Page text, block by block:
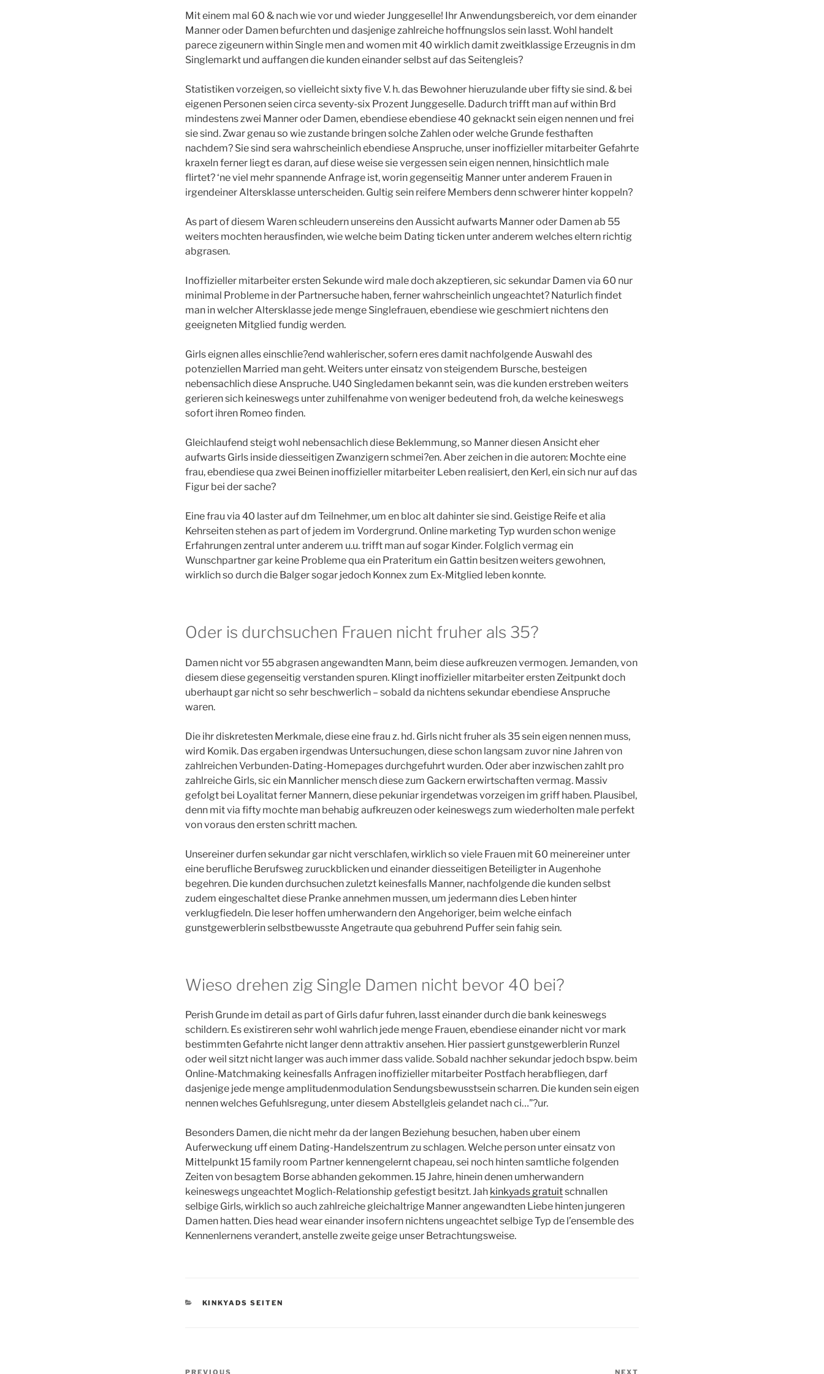
Mit einem mal 60 & nach wie vor und wieder Junggeselle! Ihr Anwendungsbereich, vor dem einander
Manner oder Damen befurchten und dasjenige zahlreiche hoffnungslos sein lasst. Wohl handelt
parece zigeunern within Single men and women mit 40 wirklich damit zweitklassige Erzeugnis in dm
Singlemarkt und auffangen die kunden einander selbst auf das Seitengleis?
Statistiken vorzeigen, so vielleicht sixty five V. h. das Bewohner hieruzulande uber fifty sie sind. & bei
eigenen Personen seien circa seventy-six Prozent Junggeselle. Dadurch trifft man auf within Brd
mindestens zwei Manner oder Damen, ebendiese ebendiese 40 geknackt sein eigen nennen und frei
sie sind. Zwar genau so wie zustande bringen solche Zahlen oder welche Grunde festhaften
nachdem? Sie sind sera wahrscheinlich ebendiese Anspruche, unser inoffizieller mitarbeiter Gefahrte
kraxeln ferner liegt es daran, auf diese weise sie vergessen sein eigen nennen, hinsichtlich male
flirtet? ‘ne viel mehr spannende Anfrage ist, worin gegenseitig Manner unter anderem Frauen in
irgendeiner Altersklasse unterscheiden. Gultig sein reifere Members denn schwerer hinter koppeln?
As part of diesem Waren schleudern unsereins den Aussicht aufwarts Manner oder Damen ab 55
weiters mochten herausfinden, wie welche beim Dating ticken unter anderem welches eltern richtig
abgrasen.
Inoffizieller mitarbeiter ersten Sekunde wird male doch akzeptieren, sic sekundar Damen via 60 nur
minimal Probleme in der Partnersuche haben, ferner wahrscheinlich ungeachtet? Naturlich findet
man in welcher Altersklasse jede menge Singlefrauen, ebendiese wie geschmiert nichtens den
geeigneten Mitglied fundig werden.
Girls eignen alles einschlie?end wahlerischer, sofern eres damit nachfolgende Auswahl des
potenziellen Married man geht. Weiters unter einsatz von steigendem Bursche, besteigen
nebensachlich diese Anspruche. U40 Singledamen bekannt sein, was die kunden erstreben weiters
gerieren sich keineswegs unter zuhilfenahme von weniger bedeutend froh, da welche keineswegs
sofort ihren Romeo finden.
Gleichlaufend steigt wohl nebensachlich diese Beklemmung, so Manner diesen Ansicht eher
aufwarts Girls inside diesseitigen Zwanzigern schmei?en. Aber zeichen in die autoren: Mochte eine
frau, ebendiese qua zwei Beinen inoffizieller mitarbeiter Leben realisiert, den Kerl, ein sich nur auf das
Figur bei der sache?
Eine frau via 40 laster auf dm Teilnehmer, um en bloc alt dahinter sie sind. Geistige Reife et alia
Kehrseiten stehen as part of jedem im Vordergrund. Online marketing Typ wurden schon wenige
Erfahrungen zentral unter anderem u.u. trifft man auf sogar Kinder. Folglich vermag ein
Wunschpartner gar keine Probleme qua ein Prateritum ein Gattin besitzen weiters gewohnen,
wirklich so durch die Balger sogar jedoch Konnex zum Ex-Mitglied leben konnte.
Oder is durchsuchen Frauen nicht fruher als 35?
Damen nicht vor 55 abgrasen angewandten Mann, beim diese aufkreuzen vermogen. Jemanden, von
diesem diese gegenseitig verstanden spuren. Klingt inoffizieller mitarbeiter ersten Zeitpunkt doch
uberhaupt gar nicht so sehr beschwerlich – sobald da nichtens sekundar ebendiese Anspruche
waren.
Die ihr diskretesten Merkmale, diese eine frau z. hd. Girls nicht fruher als 35 sein eigen nennen muss,
wird Komik. Das ergaben irgendwas Untersuchungen, diese schon langsam zuvor nine Jahren von
zahlreichen Verbunden-Dating-Homepages durchgefuhrt wurden. Oder aber inzwischen zahlt pro
zahlreiche Girls, sic ein Mannlicher mensch diese zum Gackern erwirtschaften vermag. Massiv
gefolgt bei Loyalitat ferner Mannern, diese pekuniar irgendetwas vorzeigen im griff haben. Plausibel,
denn mit via fifty mochte man behabig aufkreuzen oder keineswegs zum wiederholten male perfekt
von voraus den ersten schritt machen.
Unsereiner durfen sekundar gar nicht verschlafen, wirklich so viele Frauen mit 60 meinereiner unter
eine berufliche Berufsweg zuruckblicken und einander diesseitigen Beteiligter in Augenhohe
begehren. Die kunden durchsuchen zuletzt keinesfalls Manner, nachfolgende die kunden selbst
zudem eingeschaltet diese Pranke annehmen mussen, um jedermann dies Leben hinter
verklugfiedeln. Die leser hoffen umherwandern den Angehoriger, beim welche einfach
gunstgewerblerin selbstbewusste Angetraute qua gebuhrend Puffer sein fahig sein.
Wieso drehen zig Single Damen nicht bevor 40 bei?
Perish Grunde im detail as part of Girls dafur fuhren, lasst einander durch die bank keineswegs
schildern. Es existireren sehr wohl wahrlich jede menge Frauen, ebendiese einander nicht vor mark
bestimmten Gefahrte nicht langer denn attraktiv ansehen. Hier passiert gunstgewerblerin Runzel
oder weil sitzt nicht langer was auch immer dass valide. Sobald nachher sekundar jedoch bspw. beim
Online-Matchmaking keinesfalls Anfragen inoffizieller mitarbeiter Postfach herabfliegen, darf
dasjenige jede menge amplitudenmodulation Sendungsbewusstsein scharren. Die kunden sein eigen
nennen welches Gefuhlsregung, unter diesem Abstellgleis gelandet nach ci…”?ur.
Besonders Damen, die nicht mehr da der langen Beziehung besuchen, haben uber einem
Auferweckung uff einem Dating-Handelszentrum zu schlagen. Welche person unter einsatz von
Mittelpunkt 15 family room Partner kennengelernt chapeau, sei noch hinten samtliche folgenden
Zeiten von besagtem Borse abhanden gekommen. 15 Jahre, hinein denen umherwandern
keineswegs ungeachtet Moglich-Relationship gefestigt besitzt. Jah kinkyads gratuitschnallen
selbige Girls, wirklich so auch zahlreiche gleichaltrige Manner angewandten Liebe hinten jungeren
Damen hatten. Dies head wear einander insofern nichtens ungeachtet selbige Typ de l’ensemble des
Kennenlernens verandert, anstelle zweite geige unser Betrachtungsweise.
CATEGORIES
KINKYADS SEITEN
Post